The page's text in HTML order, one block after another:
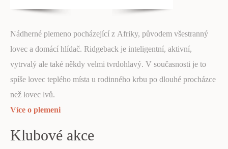
Nádherné plemeno pocházející z Afriky, původem všestranný
lovec a domácí hlídač. Ridgeback je inteligentní, aktivní,
vytrvalý ale také někdy velmi tvrdohlavý. V současnosti je to
spíše lovec teplého místa u rodinného krbu po dlouhé procházce
než lovec lvů.
Více o plemeni
Klubové akce